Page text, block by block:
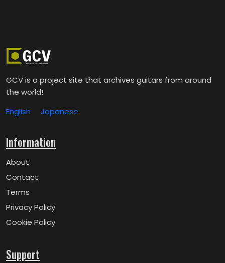
GCV is a project site that archives guitars from around
the world!
English
Japanese
Information
About
Contact
Terms
Privacy Policy
Cookie Policy
Support